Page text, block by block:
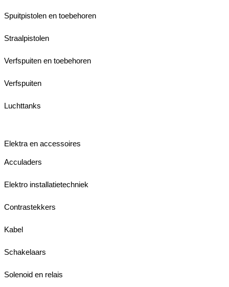
Spuitpistolen en toebehoren
Straalpistolen
Verfspuiten en toebehoren
Verfspuiten
Luchttanks
Elektra en accessoires
Acculaders
Elektro installatietechniek
Contrastekkers
Kabel
Schakelaars
Solenoid en relais